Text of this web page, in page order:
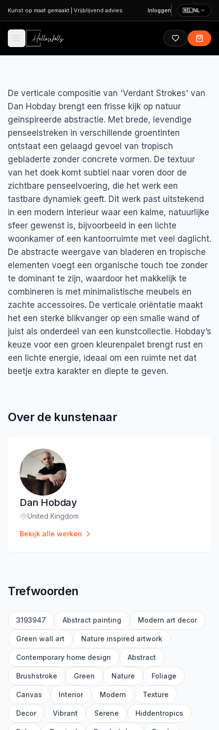
Ga naar hoofdinhoud
Kunst op maat gemaakt Vrijblijvend advies Inloggen 🇳🇱NL
De verticale compositie van 'Verdant Strokes' van
Dan Hobday brengt een frisse kijk op natuur
geïnspireerde abstractie. Met brede, levendige
penseelstreken in verschillende groentinten
ontstaat een gelaagd gevoel van tropisch
gebladerte zonder concrete vormen. De textuur
van het doek komt subtiel naar voren door de
zichtbare penseelvoering, die het werk een
tastbare dynamiek geeft. Dit werk past uitstekend
in een modern interieur waar een kalme, natuurlijke
sfeer gewenst is, bijvoorbeeld in een lichte
woonkamer of een kantoorruimte met veel daglicht.
De abstracte weergave van bladeren en tropische
elementen voegt een organische touch toe zonder
te dominant te zijn, waardoor het makkelijk te
combineren is met minimalistische meubels en
zachte accessoires. De verticale oriëntatie maakt
het een sterke blikvanger op een smalle wand of
juist als onderdeel van een kunstcollectie. Hobday’s
keuze voor een groen kleurenpalet brengt rust en
een lichte energie, ideaal om een ruimte net dat
beetje extra karakter en diepte te geven.
Over de kunstenaar
Dan Hobday
Locatie:
United Kingdom
Bekijk alle werken
Trefwoorden
3193947 Abstract painting Modern art decor
Green wall art Nature inspired artwork
Contemporary home design Abstract
Brushstroke Green Nature Foliage
Canvas Interior Modern Texture
Decor Vibrant Serene Hiddentropics